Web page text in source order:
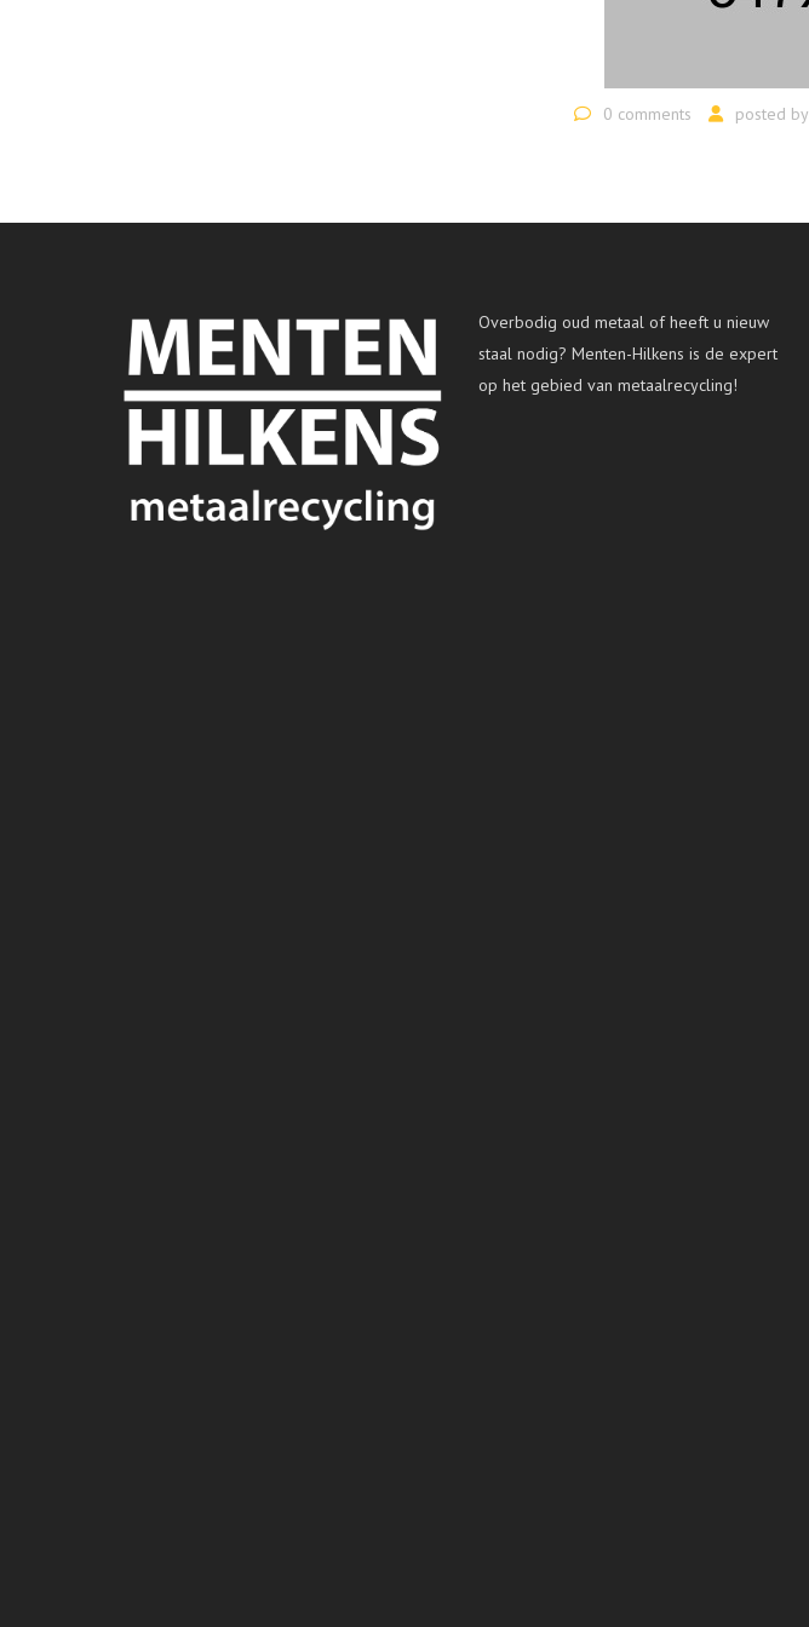
0 comments posted by
Overbodig oud metaal of heeft u nieuw
staal nodig? Menten-Hilkens is de expert
op het gebied van metaalrecycling!